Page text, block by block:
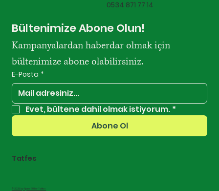
0534 871 77 14
Bültenimize Abone Olun!
Kampanyalardan haberdar olmak için
bültenimize abone olabilirsiniz.
E-Posta *
Evet, bültene dahil olmak istiyorum. *
Abone Ol
Tatfes
© 2025 by AjansRU For Tatfes